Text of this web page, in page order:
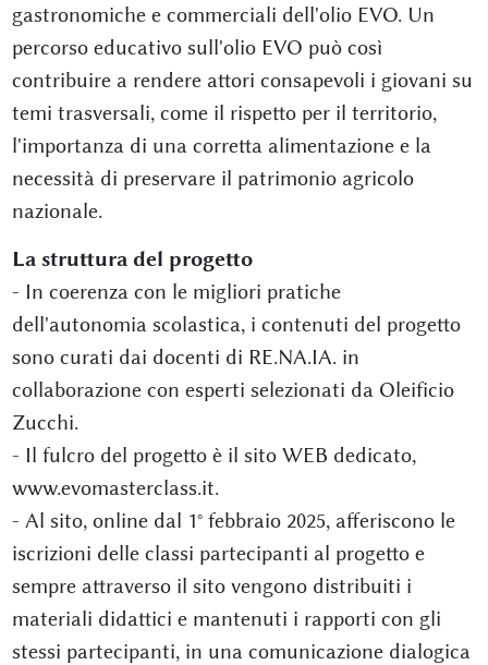
gastronomiche e commerciali dell'olio EVO. Un
percorso educativo sull'olio EVO può così
contribuire a rendere attori consapevoli i giovani su
temi trasversali, come il rispetto per il territorio,
l'importanza di una corretta alimentazione e la
necessità di preservare il patrimonio agricolo
nazionale.
La struttura del progetto
- In coerenza con le migliori pratiche
dell'autonomia scolastica, i contenuti del progetto
sono curati dai docenti di RE.NA.IA. in
collaborazione con esperti selezionati da Oleificio
Zucchi.
- Il fulcro del progetto è il sito WEB dedicato,
www.evomasterclass.it.
- Al sito, online dal 1° febbraio 2025, afferiscono le
iscrizioni delle classi partecipanti al progetto e
sempre attraverso il sito vengono distribuiti i
materiali didattici e mantenuti i rapporti con gli
stessi partecipanti, in una comunicazione dialogica